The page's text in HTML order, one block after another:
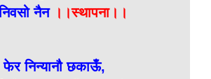
नैन।।स्थापना।।
फेर निन्यानौ छकाऊँ,